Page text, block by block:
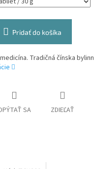
Pridať do košíka
Tradičná čínska
SA ZDIEĽAŤ